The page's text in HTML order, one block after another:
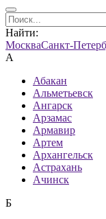
Найти:
МоскваСанкт-
А
Абакан
Альметьевск
Ангарск
Арзамас
Армавир
Артем
Архангельск
Астрахань
Ачинск
Б